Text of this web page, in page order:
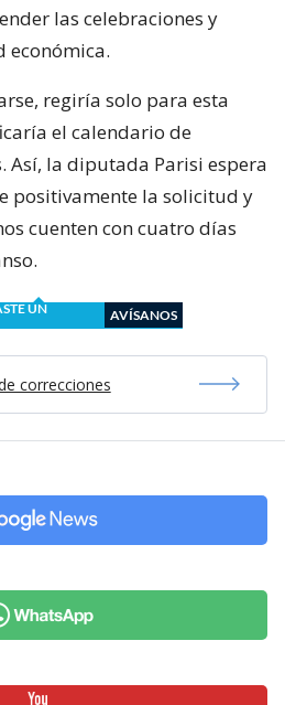
las celebraciones y
económica.
regiría solo para esta
el calendario de
Así, la diputada Parisi espera
positivamente la solicitud y
cuenten con cuatro días
UN
AVÍSANOS
correcciones